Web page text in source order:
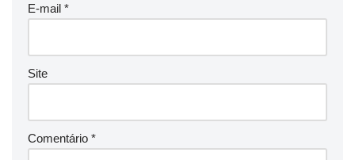
E-mail *
Site
Comentário *